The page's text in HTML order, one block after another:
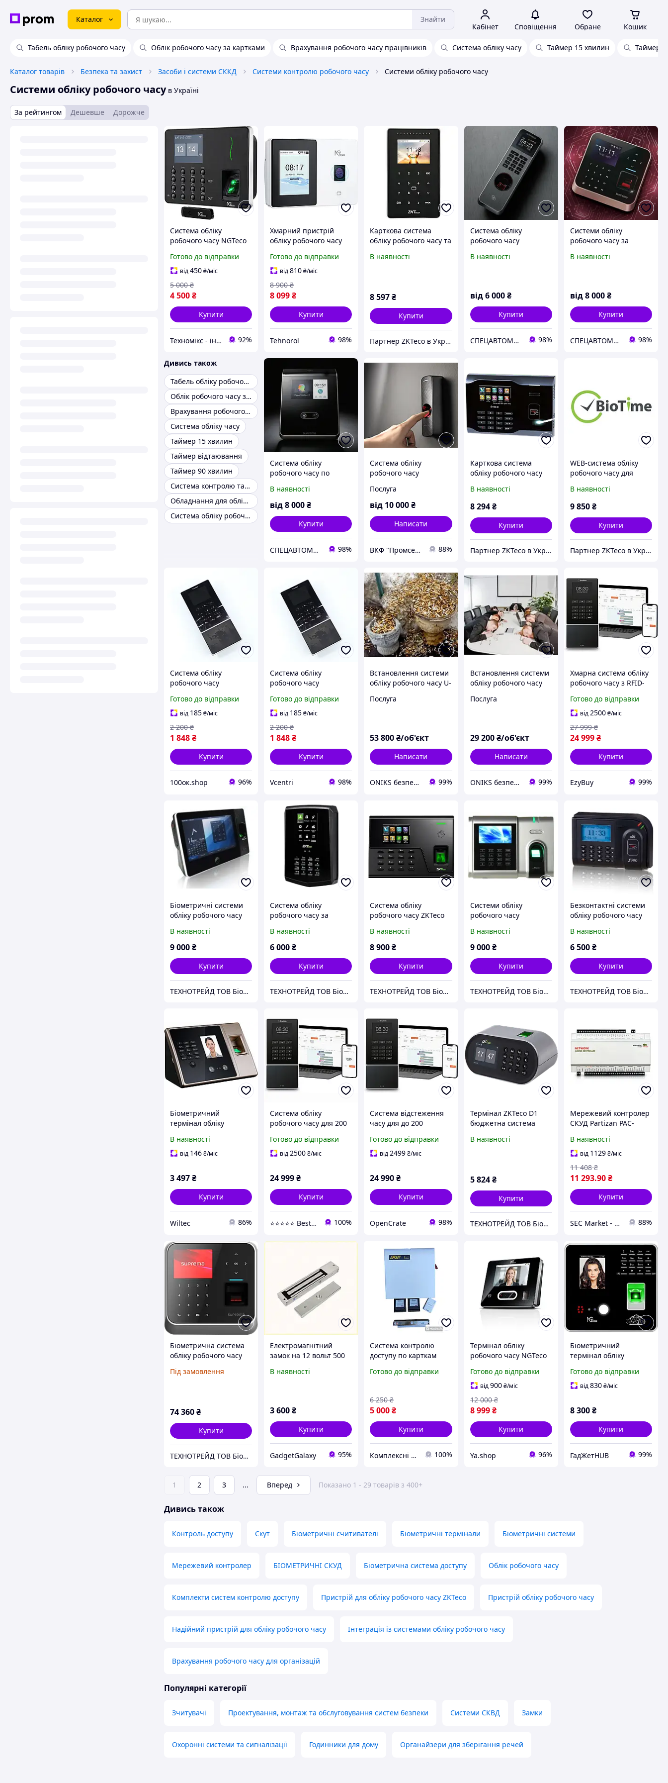
Каталог Знайти
Кабінет Сповіщення Обране Кошик
Табель обліку робочого часу Облік робочого часу за картками Врахування робочого часу працівників Система обліку часу Таймер 15 хвилин Таймер
Каталог товарів Безпека та захист Засоби і системи СККД Системи контролю робочого часу Системи обліку робочого часу
Системи обліку робочого часув Україні
За рейтингом Дешевше Дорожче
Система обліку
робочого часу NGTeco
відбитків пальців,
10000 записів
Готово до відправки
від450₴/міс
4 500₴
5 000 ₴
Купити
Техномікс - інтернет - магазин якісної техніки, електроніки та інших товарів для дому та роботи 92%
Хмарний пристрій
обліку робочого часу
біометрична система
обліку робочого часу
Wi-Fi 2,4/5 ГГц
Готово до відправки
від810₴/міс
8 099₴
8 900 ₴
Купити
Tehnorol 98%
Карткова система
обліку робочого часу та
ZKTeco SC800
В наявності
8 597₴
Купити
Партнер ZKTeco в Україні: біометричний облік робочого часу, контроль доступу від ZKStore
Система обліку
робочого часу
В наявності
від 6 000 ₴
Купити
СПЕЦАВТОМАТИКА 98%
Системи обліку
робочого часу за
В наявності
від8 000₴
Купити
СПЕЦАВТОМАТИКА 98%
Дивись також
Табель обліку робочого часу
Облік робочого часу за картками
Врахування робочого часу працівників
Система обліку часу
Таймер 15 хвилин
Таймер відтаювання
Таймер 90 хвилин
Система контролю та обліку робочого часу співробітників
Обладнання для обліку робочого часу
Система обліку робочого часу співробітників
Система обліку
робочого часу по
В наявності
від8 000₴
Купити
СПЕЦАВТОМАТИКА 98%
Система обліку
робочого часу
Послуга
від 10 000₴
Написати
ВКФ "Промсервіс" 88%
Карткова система
обліку робочого часу
В наявності
8 294 ₴
Купити
Партнер ZKTeco в Україні: біометричний облік робочого часу, контроль доступу від ZKStore
WEB-система обліку
робочого часу для
магазинів, офісів,
складів ZKTeco BioTime
В наявності
9 850₴
Купити
Партнер ZKTeco в Україні: біометричний облік робочого часу, контроль доступу від ZKStore
Система обліку
робочого часу
(B077MNFH3S)
Готово до відправки
від 185₴/міс
1 848₴
2 200 ₴
Купити
100ок.shop 96%
Система обліку
робочого часу
(B077MNFH3S)
Готово до відправки
від 185₴/міс
1 848₴
2 200 ₴
Купити
Vcentri 98%
Встановлення системи
обліку робочого часу U-
проходу (400
Послуга
53 800₴/об'єкт
Написати
ONIKS безпека та комфорт 99%
Встановлення системи
обліку робочого часу
співробітників)
Послуга
29 200 ₴/об'єкт
Написати
ONIKS безпека та комфорт 99%
Хмарна система обліку
робочого часу з RFID-
термінал обліку до 200
користувачів з Wi-
Готово до відправки
від 2500₴/міс
24 999₴
27 999 ₴
Купити
EzyBuy 99%
Біометричні системи
обліку робочого часу
В наявності
9 000₴
Купити
ТЕХНОТРЕЙД ТОВ Біометричні системи. RFID. Облік робочого часу.
Система обліку
робочого часу за
ZKTeco KF460
В наявності
6 000₴
Купити
ТЕХНОТРЕЙД ТОВ Біометричні системи. RFID. Облік робочого часу.
Система обліку
робочого часу ZKTeco
В наявності
8 900₴
Купити
ТЕХНОТРЕЙД ТОВ Біометричні системи. RFID. Облік робочого часу.
Системи обліку
робочого часу
В наявності
9 000 ₴
Купити
ТЕХНОТРЕЙД ТОВ Біометричні системи. RFID. Облік робочого часу.
Безконтактні системи
обліку робочого часу
В наявності
6 500₴
Купити
ТЕХНОТРЕЙД ТОВ Біометричні системи. RFID. Облік робочого часу.
Біометричний
термінал обліку
(Обличчя/Відбиток/
Пароль), Система
В наявності
від 146₴/міс
3 497₴
Купити
Wiltec 86%
Система обліку
робочого часу для 200
wifi lan tm616
програмне
чорний
Готово до відправки
від2500₴/міс
24 999₴
Купити
⭐⭐⭐⭐⭐ Best Shop 100%
Система відстеження
часу для до 200
програмне
забезпечення для
TimeMoto
Готово до відправки
від2499₴/міс
24 990₴
Купити
OpenCrate 98%
Термінал ZKTeco D1
бюджетна система
для невеликих офісів
В наявності
5 824 ₴
Купити
ТЕХНОТРЕЙД ТОВ Біометричні системи. RFID. Облік робочого часу.
Мережевий контролер
СКУД Partizan PAC-
контролю управління
доступом, обліку
робочого часу
В наявності
від 1129₴/міс
11 293.90₴
11 408 ₴
Купити
SEC Market - магазин систем безпеки №1 88%
Біометрична система
обліку робочого часу
(BS2-OEPW)
Під замовлення
74 360₴
Купити
ТЕХНОТРЕЙД ТОВ Біометричні системи. RFID. Облік робочого часу.
Електромагнітний
замок на 12 вольт 500
65276A34T
В наявності
3 600₴
Купити
GadgetGalaxy 95%
Система контролю
доступу по карткам
Готово до відправки
5 000₴
6 250 ₴
Купити
Комплексні Аграрні Системи | Якісне обладнання для заправних станцій і підприємств 100%
Термінал обліку
робочого часу NGTeco
розпізнаванням
обличчя та відбитка
пальця
Готово до відправки
від900 ₴/міс
8 999 ₴
12 000 ₴
Купити
Ya.shop 96%
Біометричний
термінал обліку
TC1, WiFi 2.4GHz
Готово до відправки
від830₴/міс
8 300₴
Купити
ГадЖетHUB 99%
1 2 3 ... Вперед Показано 1 - 29 товарів з 400+
Дивись також
Контроль доступу Скут Біометричні считивателі Біометричні термінали Біометричні системи
Мережевий контролер БІОМЕТРИЧНІ СКУД Біометрична система доступу Облік робочого часу
Комплекти систем контролю доступу Пристрій для обліку робочого часу ZKTeco Пристрій обліку робочого часу
Надійний пристрій для обліку робочого часу Інтеграція із системами обліку робочого часу
Врахування робочого часу для організацій
Популярні категорії
Зчитувачі Проектування, монтаж та обслуговування систем безпеки Системи СКВД Замки
Охоронні системи та сигналізації Годинники для дому Органайзери для зберігання речей